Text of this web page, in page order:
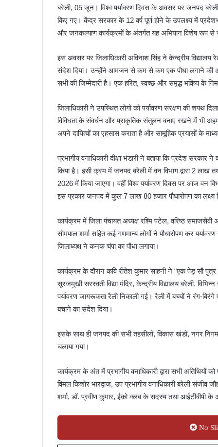
बरेली, 05 जून। विश्व पर्यावरण दिवस के अवसर पर जनपद
किए गए। केंद्र सरकार के 12 वर्ष पूर्ण होने के उपलक्ष्य में
और जनकल्याण कार्यक्रमों के अंतर्गत यह अभियान विशेष रूप से
इस अवसर पर जिलाधिकारी अविनाश सिंह ने केन्द्रीय विद्यालय
संदेश दिया। उन्होंने आमजन से कम से कम एक पौधा लगाने की
सभी की जिम्मेदारी है। एक हरित, स्वच्छ और समृद्ध भविष्य के
जिलाधिकारी ने उपस्थित लोगों को पर्यावरण संरक्षण की शपथ
विविधता के संवर्धन और प्राकृतिक संतुलन बनाए रखने में भी अहम
अपने दायित्वों का एहसास कराता है और सामूहिक प्रयासों के
प्रभागीय वनाधिकारी दीक्षा भंडारी ने बताया कि प्रदेश सरकार
किया है। इसी क्रम में जनपद बरेली में वन विभाग द्वारा 2 लाख
2026 में किया जाएगा। वहीं विश्व पर्यावरण दिवस पर आज वन
इस प्रकार जनपद में कुल 7 लाख 80 हजार पौधारोपण का लक्ष्य
कार्यक्रम में जिला पंचायत अध्यक्ष रश्मि पटेल, वरिष्ठ समाजसेवी
सोमपाल शर्मा सहित कई गणमान्य लोगों ने पौधारोपण कर
जिलाध्यक्ष ने कनक चंपा का पौधा लगाया।
कार्यक्रम के दौरान कवि रीतेश कुमार साहनी ने “एक पेड़ सौ
सूरजमुखी सरस्वती विद्या मंदिर, केन्द्रीय विद्यालय बरेली,
पर्यावरण जागरूकता रैली निकाली गई। रैली में बच्चों ने रंग-
बचाने का संदेश दिया।
इसके साथ ही जनपद की सभी तहसीलों, विकास खंडों, नगर
चलाया गया।
कार्यक्रम के अंत में प्रभागीय वनाधिकारी द्वारा सभी अतिथियों
विमल किशोर भारद्वाज, उप प्रभागीय वनाधिकारी बरेली संजीव
शर्मा, डॉ. प्रवीण कुमार, ईको क्लब के सदस्य तथा आईटीबीपी के
No